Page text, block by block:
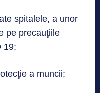
spitalele, a unor
pe precauţiile
19;
a muncii;